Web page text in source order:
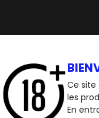
Ce site
les
En
ohms.
(diamètre).